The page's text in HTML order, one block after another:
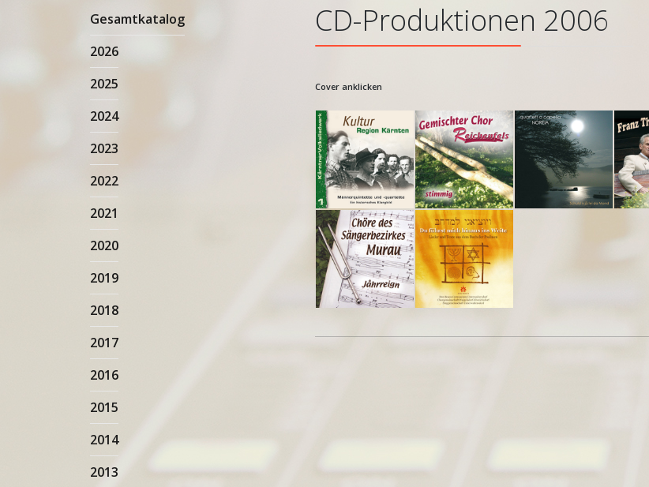
Gesamtkatalog
2026
2025
2024
2023
2022
2021
2020
2019
2018
2017
2016
2015
2014
2013
CD-Produktionen 2006
Cover anklicken